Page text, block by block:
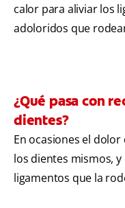
calor para aliviar los
adoloridos que
¿Qué pasa con
dientes?
En ocasiones el
los dientes mismos, y
ligamentos que la